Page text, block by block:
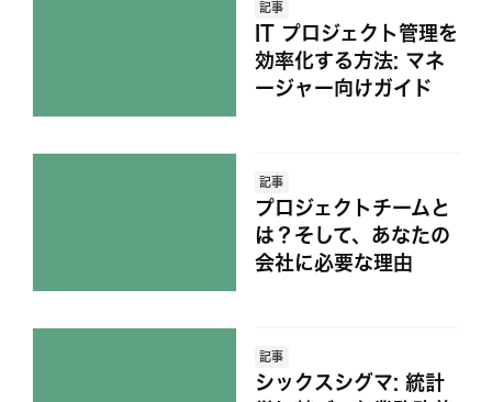
記事
IT プロジェクト管理を
効率化する方法: マネ
ージャー向けガイド
記事
プロジェクトチームと
は？そして、あなたの
会社に必要な理由
記事
シックスシグマ: 統計